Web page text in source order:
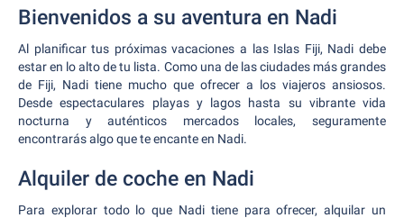
Bienvenidos a su aventura en Nadi
Al planificar tus próximas vacaciones a las Islas Fiji, Nadi debe
estar en lo alto de tu lista. Como una de las ciudades más grandes
de Fiji, Nadi tiene mucho que ofrecer a los viajeros ansiosos.
Desde espectaculares playas y lagos hasta su vibrante vida
nocturna y auténticos mercados locales, seguramente
encontrarás algo que te encante en Nadi.
Alquiler de coche en Nadi
Para explorar todo lo que Nadi tiene para ofrecer, alquilar un